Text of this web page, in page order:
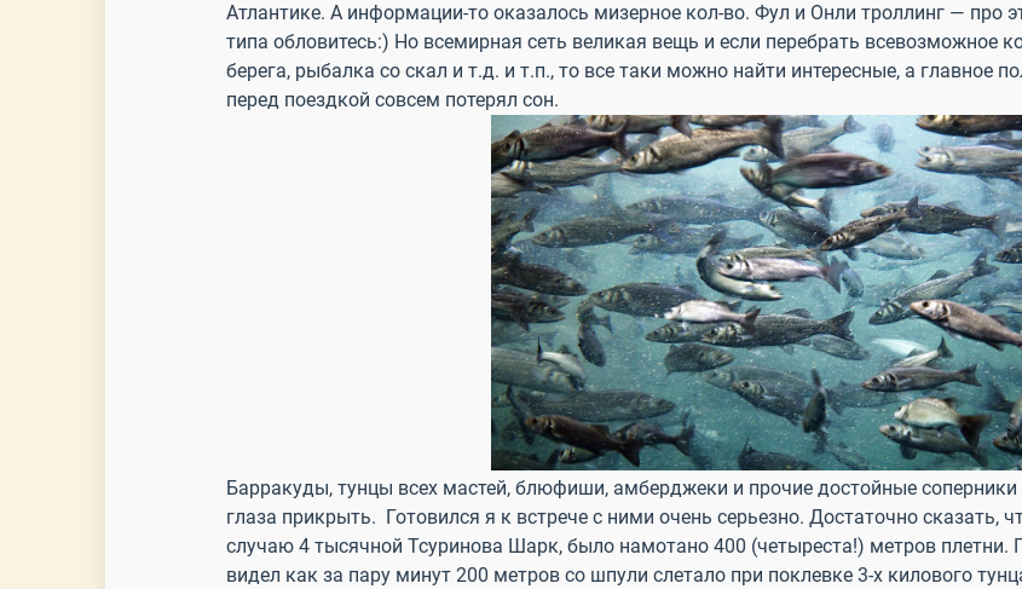
Атлантике. А информации-то оказалось мизерное кол-во. Фул и Онли троллинг — про
типа обловитесь:) Но всемирная сеть великая вещь и если перебрать всевозможное
берега, рыбалка со скал и т.д. и т.п., то все таки можно найти интересные, а главное
перед поездкой совсем потерял сон.
Барракуды, тунцы всех мастей, блюфиши, амберджеки и прочие достойные
глаза прикрыть. Готовился я к встрече с ними очень серьезно. Достаточно сказать,
случаю 4 тысячной Тсуринова Шарк, было намотано 400 (четыреста!) метров плетни.
видел как за пару минут 200 метров со шпули слетало при поклевке 3-х килового